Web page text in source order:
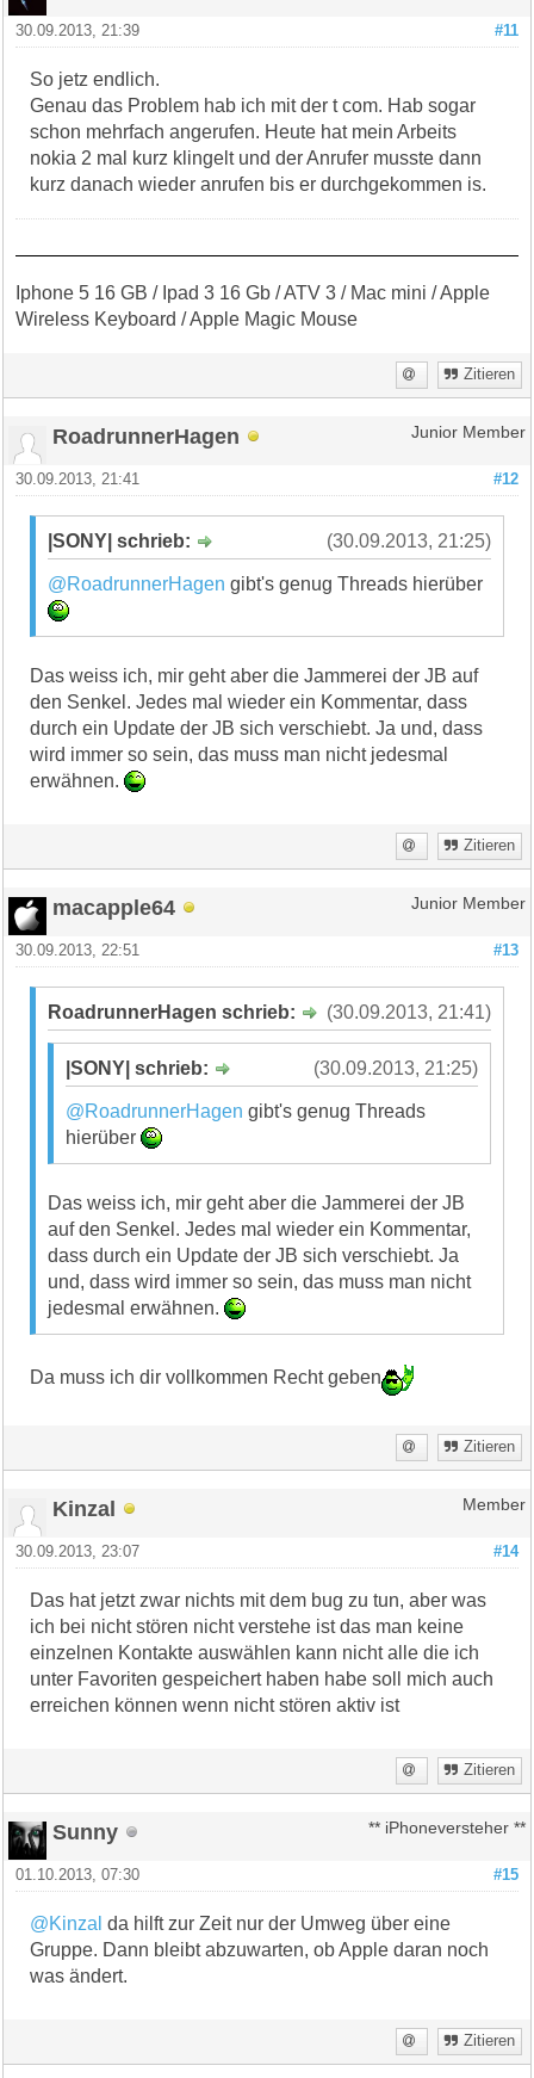
#11
30.09.2013, 21:39
So jetz endlich.
Genau das Problem hab ich mit der t com. Hab sogar
schon mehrfach angerufen. Heute hat mein Arbeits
nokia 2 mal kurz klingelt und der Anrufer musste dann
kurz danach wieder anrufen bis er durchgekommen is.
Iphone 5 16 GB / Ipad 3 16 Gb / ATV 3 / Mac mini / Apple
Wireless Keyboard / Apple Magic Mouse
Zitieren
RoadrunnerHagen Junior Member
#12
30.09.2013, 21:41
(30.09.2013, 21:25)
|SONY| schrieb:
@RoadrunnerHagen gibt's genug Threads hierüber
Das weiss ich, mir geht aber die Jammerei der JB auf
den Senkel. Jedes mal wieder ein Kommentar, dass
durch ein Update der JB sich verschiebt. Ja und, dass
wird immer so sein, das muss man nicht jedesmal
erwähnen.
Zitieren
macapple64 Junior Member
#13
30.09.2013, 22:51
(30.09.2013, 21:41)
RoadrunnerHagen schrieb:
(30.09.2013, 21:25)
|SONY| schrieb:
@RoadrunnerHagen gibt's genug Threads
hierüber
Das weiss ich, mir geht aber die Jammerei der JB
auf den Senkel. Jedes mal wieder ein Kommentar,
dass durch ein Update der JB sich verschiebt. Ja
und, dass wird immer so sein, das muss man nicht
jedesmal erwähnen.
Da muss ich dir vollkommen Recht geben
Zitieren
Kinzal Member
#14
30.09.2013, 23:07
Das hat jetzt zwar nichts mit dem bug zu tun, aber was
ich bei nicht stören nicht verstehe ist das man keine
einzelnen Kontakte auswählen kann nicht alle die ich
unter Favoriten gespeichert haben habe soll mich auch
erreichen können wenn nicht stören aktiv ist
Zitieren
Sunny ** iPhoneversteher **
#15
01.10.2013, 07:30
@Kinzal da hilft zur Zeit nur der Umweg über eine
Gruppe. Dann bleibt abzuwarten, ob Apple daran noch
was ändert.
Zitieren